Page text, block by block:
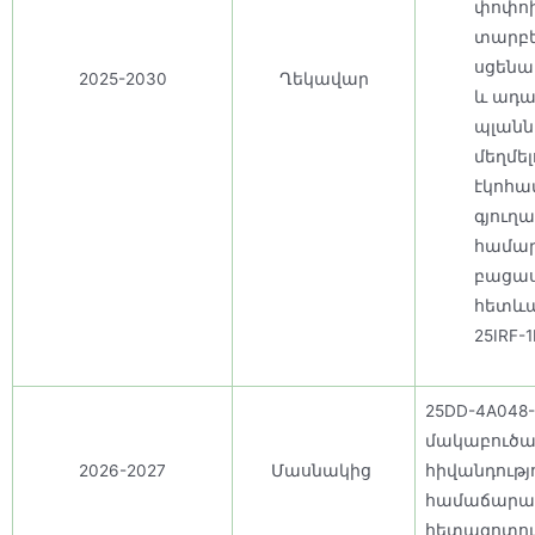
2025-2030 Ղեկավար
և
25IRF-
2026-2027 Մասնակից
25DD-